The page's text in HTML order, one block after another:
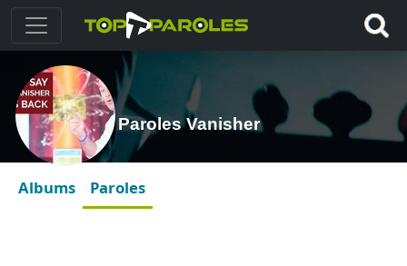
Paroles Vanisher
Albums Paroles